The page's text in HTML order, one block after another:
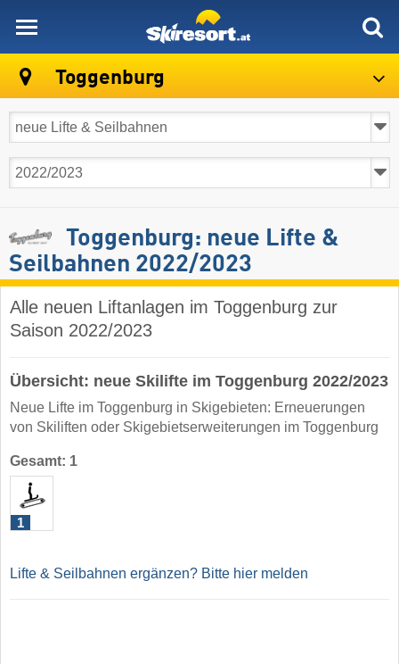
Toggenburg
Toggenburg: neue Lifte &
Seilbahnen 2022/2023
Alle neuen Liftanlagen im Toggenburg zur
Saison 2022/2023
Übersicht: neue Skilifte im Toggenburg 2022/2023
Neue Lifte im Toggenburg in Skigebieten: Erneuerungen
von Skiliften oder Skigebietserweiterungen im Toggenburg
Gesamt: 1
1
Lifte & Seilbahnen ergänzen? Bitte hier melden